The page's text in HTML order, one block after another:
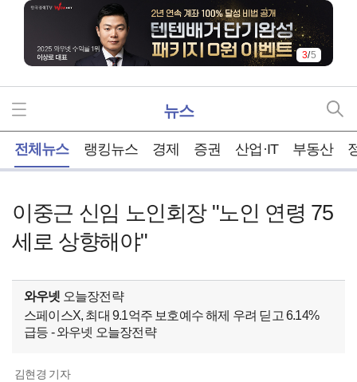
3/5
뉴스
전체뉴스 랭킹뉴스 경제 증권 산업·IT 부동산
이중근 신임 노인회장 "노인 연령 75
세로 상향해야"
와우넷 오늘장전략
스페이스X, 최대 9.1억주 보호예수 해제 우려 딛고 6.14%
급등 - 와우넷 오늘장전략
김현경 기자